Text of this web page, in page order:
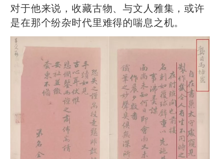
对于他来说，收藏古物、与文人雅集，或许
是在那个纷杂时代里难得的喘息之机。